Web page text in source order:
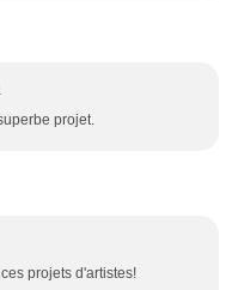
projet.
projets d'artistes!